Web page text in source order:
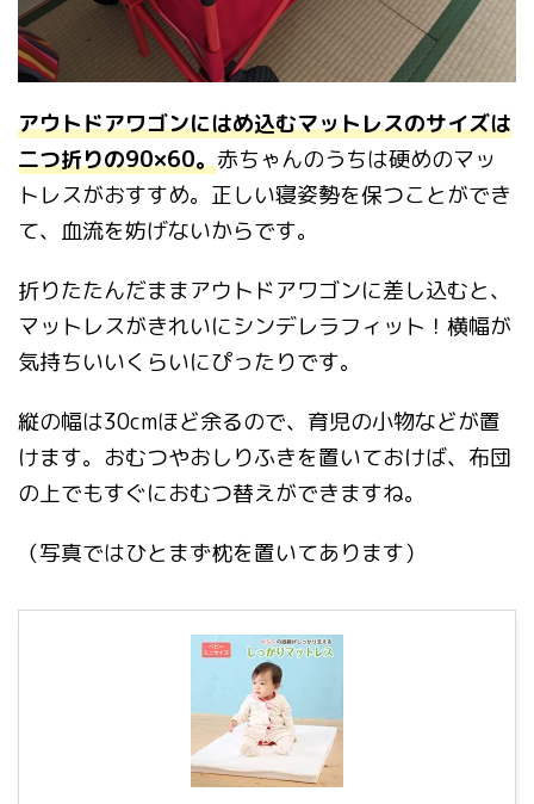
アウトドアワゴンにはめ込むマットレスのサイズは
二つ折りの90×60。赤ちゃんのうちは硬めのマッ
トレスがおすすめ。正しい寝姿勢を保つことができ
て、血流を妨げないからです。
折りたたんだままアウトドアワゴンに差し込むと、
マットレスがきれいにシンデレラフィット！横幅が
気持ちいいくらいにぴったりです。
縦の幅は30cmほど余るので、育児の小物などが置
けます。おむつやおしりふきを置いておけば、布団
の上でもすぐにおむつ替えができますね。
（写真ではひとまず枕を置いてあります）